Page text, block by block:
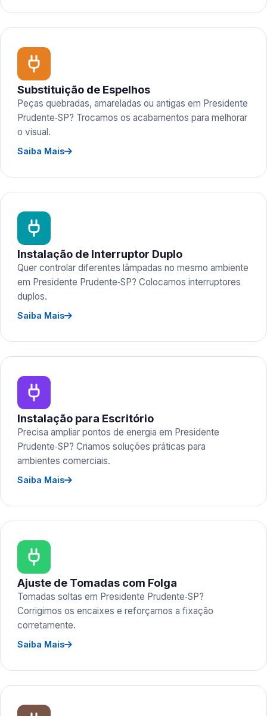
Substituição de Espelhos
Peças quebradas, amareladas ou antigas em Presidente
Prudente‑SP? Trocamos os acabamentos para melhorar
o visual.
Saiba Mais
Instalação de Interruptor Duplo
Quer controlar diferentes lâmpadas no mesmo ambiente
em Presidente Prudente‑SP? Colocamos interruptores
duplos.
Saiba Mais
Instalação para Escritório
Precisa ampliar pontos de energia em Presidente
Prudente‑SP? Criamos soluções práticas para
ambientes comerciais.
Saiba Mais
Ajuste de Tomadas com Folga
Tomadas soltas em Presidente Prudente‑SP?
Corrigimos os encaixes e reforçamos a fixação
corretamente.
Saiba Mais